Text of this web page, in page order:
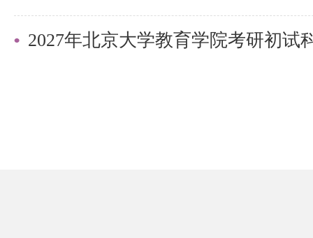
2027年北京大学教育学院考研初试